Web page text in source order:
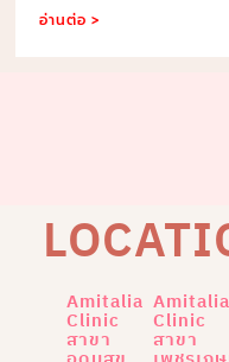
อ่านต่อ >
Amitalia
Clinic
สาขา
Amitalia
Clinic
สาขา